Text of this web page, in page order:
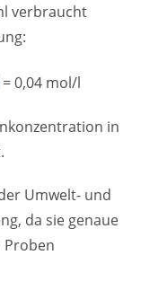
verbraucht
= 0,04 mol/l
in
Umwelt- und
da sie genaue
Proben